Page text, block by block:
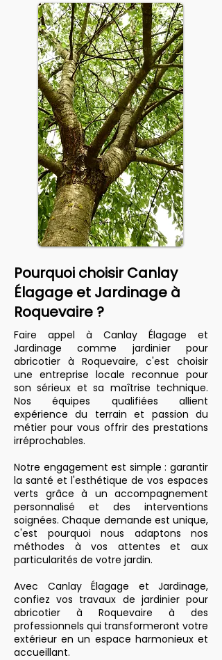
Pourquoi choisir Canlay
Élagage et Jardinage à
Roquevaire ?
Faire appel à Canlay Élagage et
Jardinage comme jardinier pour
abricotier à Roquevaire, c'est choisir
une entreprise locale reconnue pour
son sérieux et sa maîtrise technique.
Nos équipes qualifiées allient
expérience du terrain et passion du
métier pour vous offrir des prestations
irréprochables.
Notre engagement est simple : garantir
la santé et l'esthétique de vos espaces
verts grâce à un accompagnement
personnalisé et des interventions
soignées. Chaque demande est unique,
c'est pourquoi nous adaptons nos
méthodes à vos attentes et aux
particularités de votre jardin.
Avec Canlay Élagage et Jardinage,
confiez vos travaux de jardinier pour
abricotier à Roquevaire à des
professionnels qui transformeront votre
extérieur en un espace harmonieux et
accueillant.